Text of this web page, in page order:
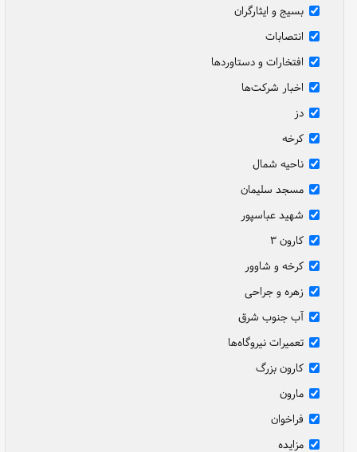
بسیج و ایثارگران
انتصابات
افتخارات و دستاوردها
اخبار شرکت‌ها
دز
کرخه
ناحیه شمال
مسجد سلیمان
شهید عباسپور
کارون ۳
کرخه و شاوور
زهره و جراحی
آب جنوب شرق
تعمیرات نیروگاه‌ها
کارون بزرگ
مارون
فراخوان
مزایده